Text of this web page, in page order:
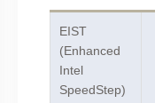
EIST
(Enhanced
Intel
SpeedStep)